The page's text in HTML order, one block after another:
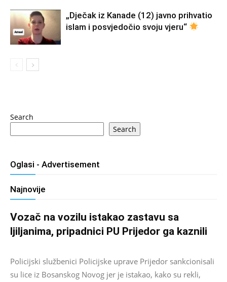
„Dječak iz Kanade (12) javno prihvatio
islam i posvjedočio svoju vjeru“
Search
Search
Oglasi - Advertisement
Najnovije
Vozač na vozilu istakao zastavu sa
ljiljanima, pripadnici PU Prijedor ga kaznili
Salim D. - August 7, 2026
Policijski službenici Policijske uprave Prijedor sankcionisali
su lice iz Bosanskog Novog jer je istakao, kako su rekli,